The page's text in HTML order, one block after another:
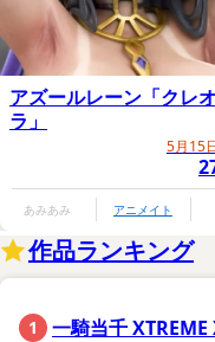
アズールレーン「クレ
ラ」
5月15
あみあみ アニメイト
作品ランキング
一騎当千 XTREME